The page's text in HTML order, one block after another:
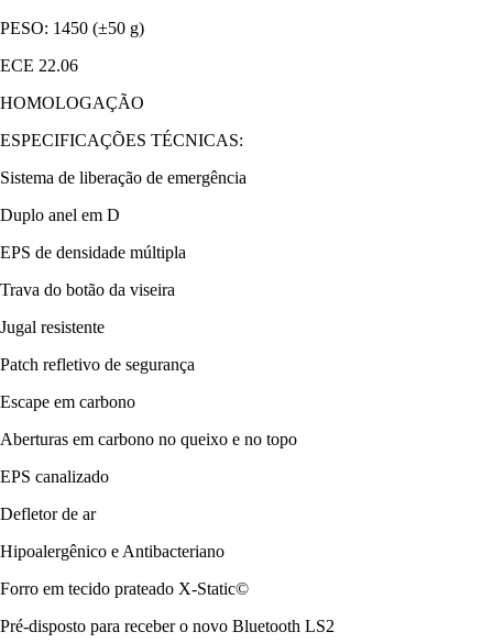
PESO: 1450 (±50 g)
ECE 22.06
HOMOLOGAÇÃO
ESPECIFICAÇÕES TÉCNICAS:
Sistema de liberação de emergência
Duplo anel em D
EPS de densidade múltipla
Trava do botão da viseira
Jugal resistente
Patch refletivo de segurança
Escape em carbono
Aberturas em carbono no queixo e no topo
EPS canalizado
Defletor de ar
Hipoalergênico e Antibacteriano
Forro em tecido prateado X-Static©
Pré-disposto para receber o novo Bluetooth LS2